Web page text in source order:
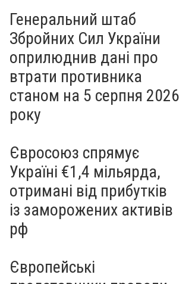
Генеральний штаб
Збройних Сил України
оприлюднив дані про
втрати противника
станом на 5 серпня 2026
року
Євросоюз спрямує
Україні €1,4 мільярда,
отримані від прибутків
із заморожених активів
рф
Європейські